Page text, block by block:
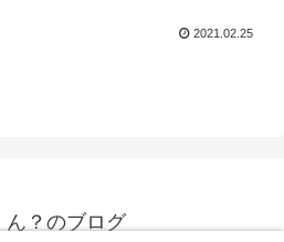
2021.02.25
ん？のブログ